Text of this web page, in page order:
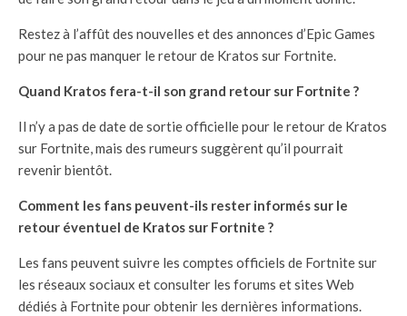
Restez à l’affût des nouvelles et des annonces d’Epic Games
pour ne pas manquer le retour de Kratos sur Fortnite.
Quand Kratos fera-t-il son grand retour sur Fortnite ?
Il n’y a pas de date de sortie officielle pour le retour de Kratos
sur Fortnite, mais des rumeurs suggèrent qu’il pourrait
revenir bientôt.
Comment les fans peuvent-ils rester informés sur le
retour éventuel de Kratos sur Fortnite ?
Les fans peuvent suivre les comptes officiels de Fortnite sur
les réseaux sociaux et consulter les forums et sites Web
dédiés à Fortnite pour obtenir les dernières informations.